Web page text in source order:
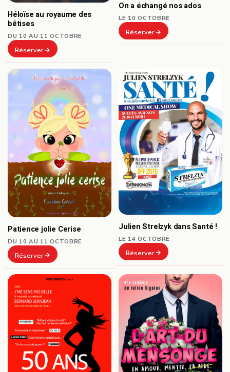
Héloïse au royaume des
bêtises
DU 10 AU 11 OCTOBRE
Réserver
On a échangé nos ados
LE 10 OCTOBRE
Réserver
Patience jolie Cerise
DU 10 AU 11 OCTOBRE
Réserver
Julien Strelzyk dans Santé !
LE 14 OCTOBRE
Réserver